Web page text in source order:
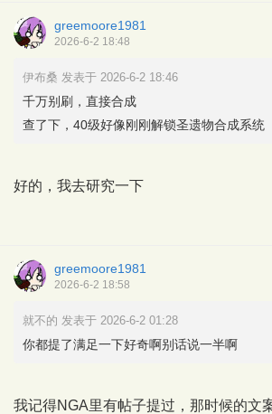
greemoore1981
2026-6-2 18:48
伊布桑 发表于 2026-6-2 18:46
千万别刷，直接合成
查了下，40级好像刚刚解锁圣遗物合成系统
好的，我去研究一下
greemoore1981
2026-6-2 18:58
就不的 发表于 2026-6-2 01:28
你都提了满足一下好奇啊别话说一半啊
我记得NGA里有帖子提过，那时候的文